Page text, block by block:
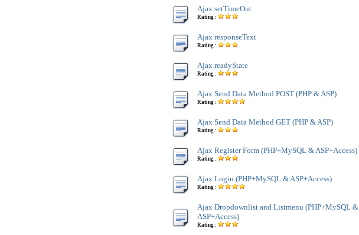
Ajax setTimeOut
Rating :
Ajax responseText
Rating :
Ajax readyState
Rating :
Ajax Send Data Method POST (PHP & ASP)
Rating :
Ajax Send Data Method GET (PHP & ASP)
Rating :
Ajax Register Form (PHP+MySQL & ASP+Access)
Rating :
Ajax Login (PHP+MySQL & ASP+Access)
Rating :
Ajax Dropdownlist and Listmenu (PHP+MySQL &
ASP+Access)
Rating :